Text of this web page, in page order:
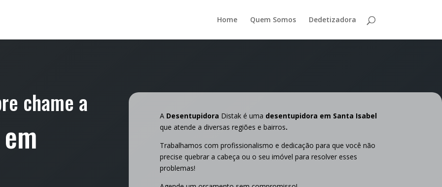
Home Quem Somos Dedetizadora
chame a A Desentupidora Distak é uma desentupidora em Santa Isabel
que atende a diversas regiões e bairros.
Trabalhamos com profissionalismo e dedicação para que você não
precise quebrar a cabeça ou o seu imóvel para resolver esses
problemas!